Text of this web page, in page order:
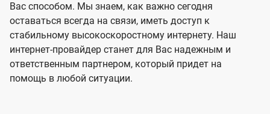
Вас способом. Мы знаем, как важно сегодня
оставаться всегда на связи, иметь доступ к
стабильному высокоскоростному интернету. Наш
интернет-провайдер станет для Вас надежным и
ответственным партнером, который придет на
помощь в любой ситуации.